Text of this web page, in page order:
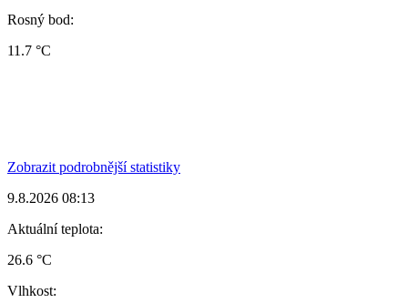
Rosný bod:
11.7 °C
Zobrazit podrobnější statistiky
9.8.2026 08:13
Aktuální teplota:
26.6 °C
Vlhkost: